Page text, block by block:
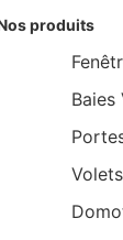
produits
Baies
Volets